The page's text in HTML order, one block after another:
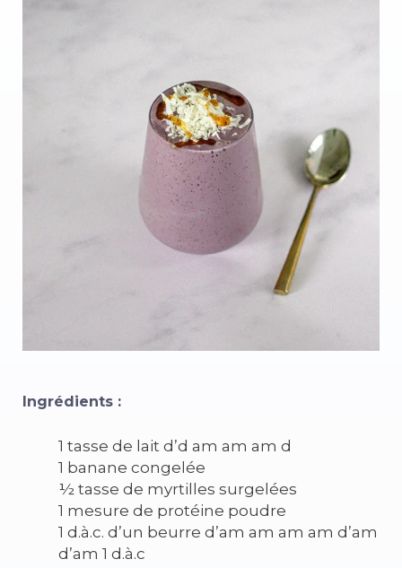
Ingrédients :
1 tasse de lait d’d am am am d
1 banane congelée
½ tasse de myrtilles surgelées
1 mesure de protéine poudre
1 d.à.c. d’un beurre d’am am am am d’am
d’am 1 d.à.c